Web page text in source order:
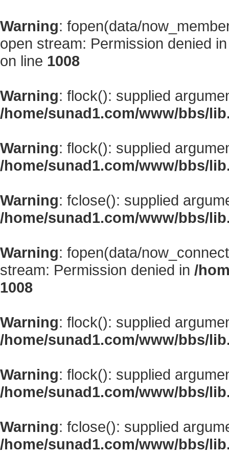
Warning: fopen(data/
open stream: Permission denied
on line 1008
Warning: flock(): supplied
/home/sunad1.com/www/bbs/
Warning: flock(): supplied
/home/sunad1.com/www/bbs/
Warning: fclose(): supplied
/home/sunad1.com/www/bbs/
Warning: fopen(data/
stream: Permission denied in /
1008
Warning: flock(): supplied
/home/sunad1.com/www/bbs/
Warning: flock(): supplied
/home/sunad1.com/www/bbs/
Warning: fclose(): supplied
/home/sunad1.com/www/bbs/